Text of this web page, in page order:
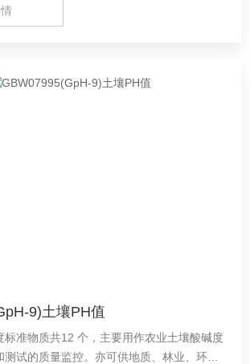
9)土壤PH值
标准物质共12 个，主要用作农业土壤酸碱度
试的质量监控。亦可供地质、林业、环境